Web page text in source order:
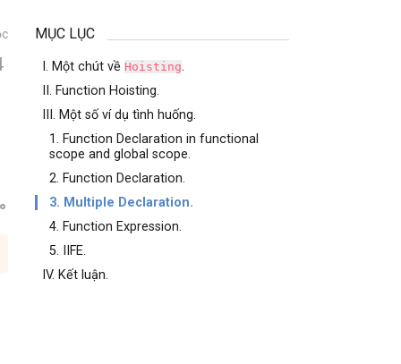
MỤC LỤC
I. Một chút về Hoisting.
II. Function Hoisting.
III. Một số ví dụ tình huống.
1. Function Declaration in functional
scope and global scope.
2. Function Declaration.
3. Multiple Declaration.
4. Function Expression.
5. IIFE.
IV. Kết luận.